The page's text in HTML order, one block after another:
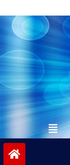
to
content